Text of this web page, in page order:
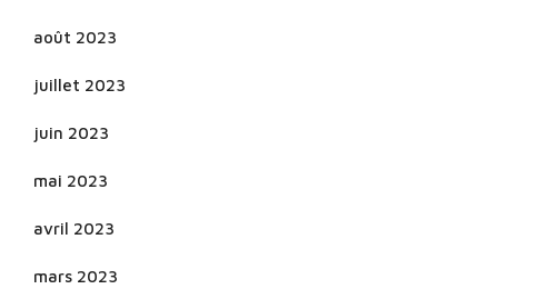
août 2023
juillet 2023
juin 2023
mai 2023
avril 2023
mars 2023